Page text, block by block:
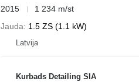
2015
1 234 m/st
Jauda 1.5 ZS (1.1 kW)
Latvija
Kurbads Detailing SIA